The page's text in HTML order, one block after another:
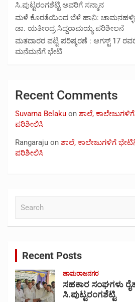
ಸಿ.ಪುಟ್ಟರಂಗಶೆಟ್ಟಿ ಅವರಿಗೆ ಸನ್ಮಾನ
ಮಳೆ ಕೊರತೆಯಿಂದ ಬೆಳೆ ಹಾನಿ:
ಡಾ. ಯತೀಂದ್ರ ಸಿದ್ದರಾಮಯ್ಯ ಪರಿಶೀಲನೆ
ಮತದಾರರ ಪಟ್ಟಿ ಪರಿಷ್ಕರಣೆ : ಆಗಸ್ಟ್ 17
ಮನೆಮನೆಗೆ ಭೇಟಿ
Recent Comments
Suvarna Belaku on ಶಾಲೆ,
ಪರಿಶೀಲಿಸಿ
Rangaraju on ಶಾಲೆ, ಕಾಲೇಜುಗಳಿಗೆ
ಪರಿಶೀಲಿಸಿ
Recent Posts
ಚಾಮರಾಜನಗರ
ಸಹಕಾರ ಸಂಘಗಳು
ಸಿ.ಪುಟ್ಟರಂಗಶೆಟ್ಟಿ